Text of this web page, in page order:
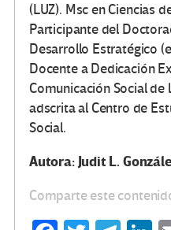
(LUZ). Msc en Ciencias
Participante del
Desarrollo Estratégico
Docente a Dedicación
Comunicación Social de
adscrita al Centro de
Social.
Autora: Judit L.
Comparte este